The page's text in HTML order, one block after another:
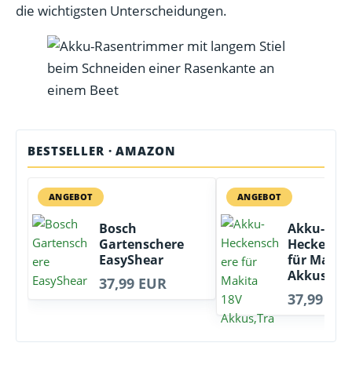
die wichtigsten Unterscheidungen.
BESTSELLER · AMAZON
ANGEBOT
Bosch
Gartenschere
EasyShear
37,99 EUR
ANGEBOT
Akku-
für
37,99